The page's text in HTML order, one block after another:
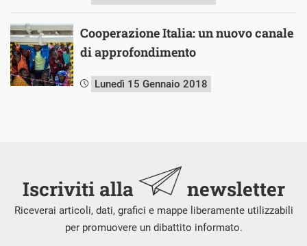
Cooperazione Italia: un nuovo canale
di approfondimento
Lunedì 15 Gennaio 2018
Iscriviti alla newsletter
Riceverai articoli, dati, grafici e mappe liberamente utilizzabili
per promuovere un dibattito informato.